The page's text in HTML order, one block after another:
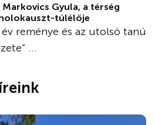
Gyula, a térség
túlélője
év reménye és az utolsó tanú
...